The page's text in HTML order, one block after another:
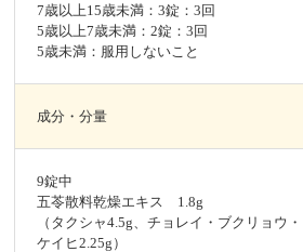
7歳以上15歳未満：3錠：3回
5歳以上7歳未満：2錠：3回
5歳未満：服用しないこと
成分・分量
9錠中
五苓散料乾燥エキス 1.8g
（タクシャ4.5g、チョレイ・ブクリョウ
ケイヒ2.25g）